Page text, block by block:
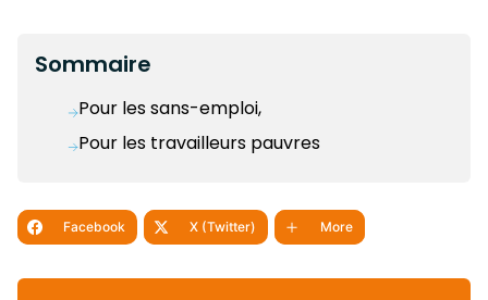
Sommaire
Pour les sans-emploi,
Pour les travailleurs pauvres
Facebook X (Twitter) More